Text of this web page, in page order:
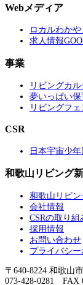
Webメディア
ロカルわかや
求人情報
事業
リビングカ
夢いっぱい保
リビングフェ
CSR
日本宇宙少
和歌山リビング
和歌山リビ
会社情報
CSRの取り組
採用情報
お問い合わせ
プライバシ
〒640-8224 和歌山
073-428-0281 FAX